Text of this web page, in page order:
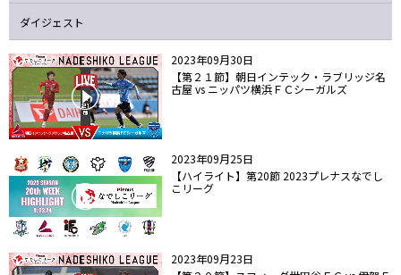
ダイジェスト
2023年09月30日
【第２１節】朝日インテック・ラブリッジ名
古屋 vs ニッパツ横浜ＦＣシーガルズ
2023年09月25日
【ハイライト】第20節 2023プレナスなでし
こリーグ
2023年09月23日